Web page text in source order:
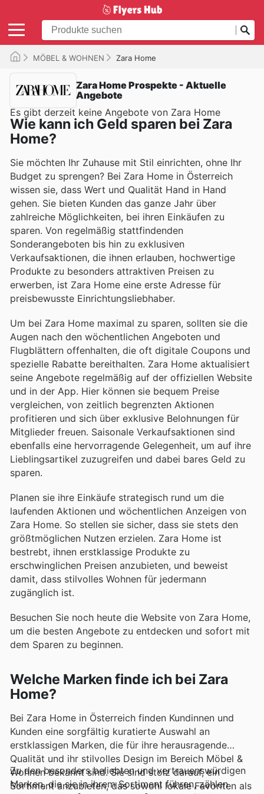
MÖBEL & WOHNEN Zara Home
Zara Home Prospekte - Aktuelle
Angebote
Es gibt derzeit keine Angebote von Zara Home
Wie kann ich Geld sparen bei Zara
Home?
Sie möchten Ihr Zuhause mit Stil einrichten, ohne Ihr
Budget zu sprengen? Bei Zara Home in Österreich
wissen sie, dass Wert und Qualität Hand in Hand
gehen. Sie bieten Kunden das ganze Jahr über
zahlreiche Möglichkeiten, bei ihren Einkäufen zu
sparen. Von regelmäßig stattfindenden
Sonderangeboten bis hin zu exklusiven
Verkaufsaktionen, die ihnen erlauben, hochwertige
Produkte zu besonders attraktiven Preisen zu
erwerben, ist Zara Home eine erste Adresse für
preisbewusste Einrichtungsliebhaber.
Um bei Zara Home maximal zu sparen, sollten sie die
Augen nach den wöchentlichen Angeboten und
Flugblättern offenhalten, die oft digitale Coupons und
spezielle Rabatte bereithalten. Zara Home aktualisiert
seine Angebote regelmäßig auf der offiziellen Website
und in der App. Hier können sie bequem Preise
vergleichen, von zeitlich begrenzten Aktionen
profitieren und sich über exklusive Belohnungen für
Mitglieder freuen. Saisonale Verkaufsaktionen sind
ebenfalls eine hervorragende Gelegenheit, um auf ihre
Lieblingsartikel zuzugreifen und dabei bares Geld zu
sparen.
Planen sie ihre Einkäufe strategisch rund um die
laufenden Aktionen und wöchentlichen Anzeigen von
Zara Home. So stellen sie sicher, dass sie stets den
größtmöglichen Nutzen erzielen. Zara Home ist
bestrebt, ihnen erstklassige Produkte zu
erschwinglichen Preisen anzubieten, und beweist
damit, dass stilvolles Wohnen für jedermann
zugänglich ist.
Besuchen Sie noch heute die Website von Zara Home,
um die besten Angebote zu entdecken und sofort mit
dem Sparen zu beginnen.
Welche Marken finde ich bei Zara
Home?
Bei Zara Home in Österreich finden Kundinnen und
Kunden eine sorgfältig kuratierte Auswahl an
erstklassigen Marken, die für ihre herausragende
Qualität und ihr stilvolles Design im Bereich Möbel &
Wohnen bekannt sind. Sie sind stolz darauf, ein
Sortiment anzubieten, das sowohl lokale Favoriten als
Zu den besonders beliebten und vertrauenswürdigen
Marken, die sie in ihrem Sortiment führen, zählen